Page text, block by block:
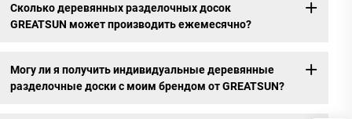
Сколько деревянных разделочных досок
GREATSUN может производить ежемесячно?
Могу ли я получить индивидуальные деревянные
разделочные доски с моим брендом от GREATSUN?